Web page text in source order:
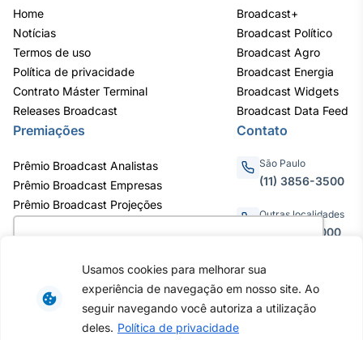
como você interage em nosso site e
personalizar conteúdo. Ao utilizar este site, você
concorda com o uso de cookies.
Saiba mais
Usamos cookies para melhorar sua
experiência de navegação em nosso site. Ao
seguir navegando você autoriza a utilização
deles. Política de privacidade
Home
Notícias
Termos de uso
Política de privacidade
Contrato Máster Terminal
Releases Broadcast
Broadcast+
Broadcast Político
Broadcast Agro
Broadcast Energia
Broadcast Widgets
Broadcast Data Feed
Premiações
Prêmio Broadcast Analistas
Prêmio Broadcast Empresas
Prêmio Broadcast Projeções
Contato
São Paulo
(11) 3856-3500
Outras localidades
0800.011.3000
Av. Eng. Caetano Álvares, 55 - 3º e
6º andar, Bairro do Limão, São
Paulo / SP, CEP 02598-900 -